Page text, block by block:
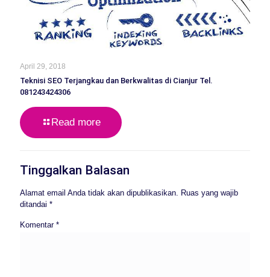
April 29, 2018
Teknisi SEO Terjangkau dan Berkwalitas di Cianjur Tel.
081243424306
Read more
Tinggalkan Balasan
Alamat email Anda tidak akan dipublikasikan. Ruas yang wajib
ditandai *
Komentar *